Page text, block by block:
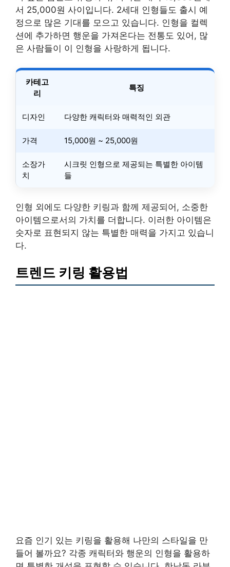
서 25,000원 사이입니다. 2세대 인형들도 출시 예
정으로 많은 기대를 모으고 있습니다. 인형을 컬렉
션에 추가하면 행운을 가져온다는 전통도 있어, 많
은 사람들이 이 인형을 사랑하게 됩니다.
카테고
리
특징
디자인 다양한 캐릭터와 매력적인 외관
가격 15,000원 ~ 25,000원
소장가
치
시크릿 인형으로 제공되는 특별한 아이템
들
인형 외에도 다양한 키링과 함께 제공되어, 소중한
아이템으로서의 가치를 더합니다. 이러한 아이템은
숫자로 표현되지 않는 특별한 매력을 가지고 있습니
다.
트렌드 키링 활용법
요즘 인기 있는 키링을 활용해 나만의 스타일을 만
들어 볼까요? 각종 캐릭터와 행운의 인형을 활용하